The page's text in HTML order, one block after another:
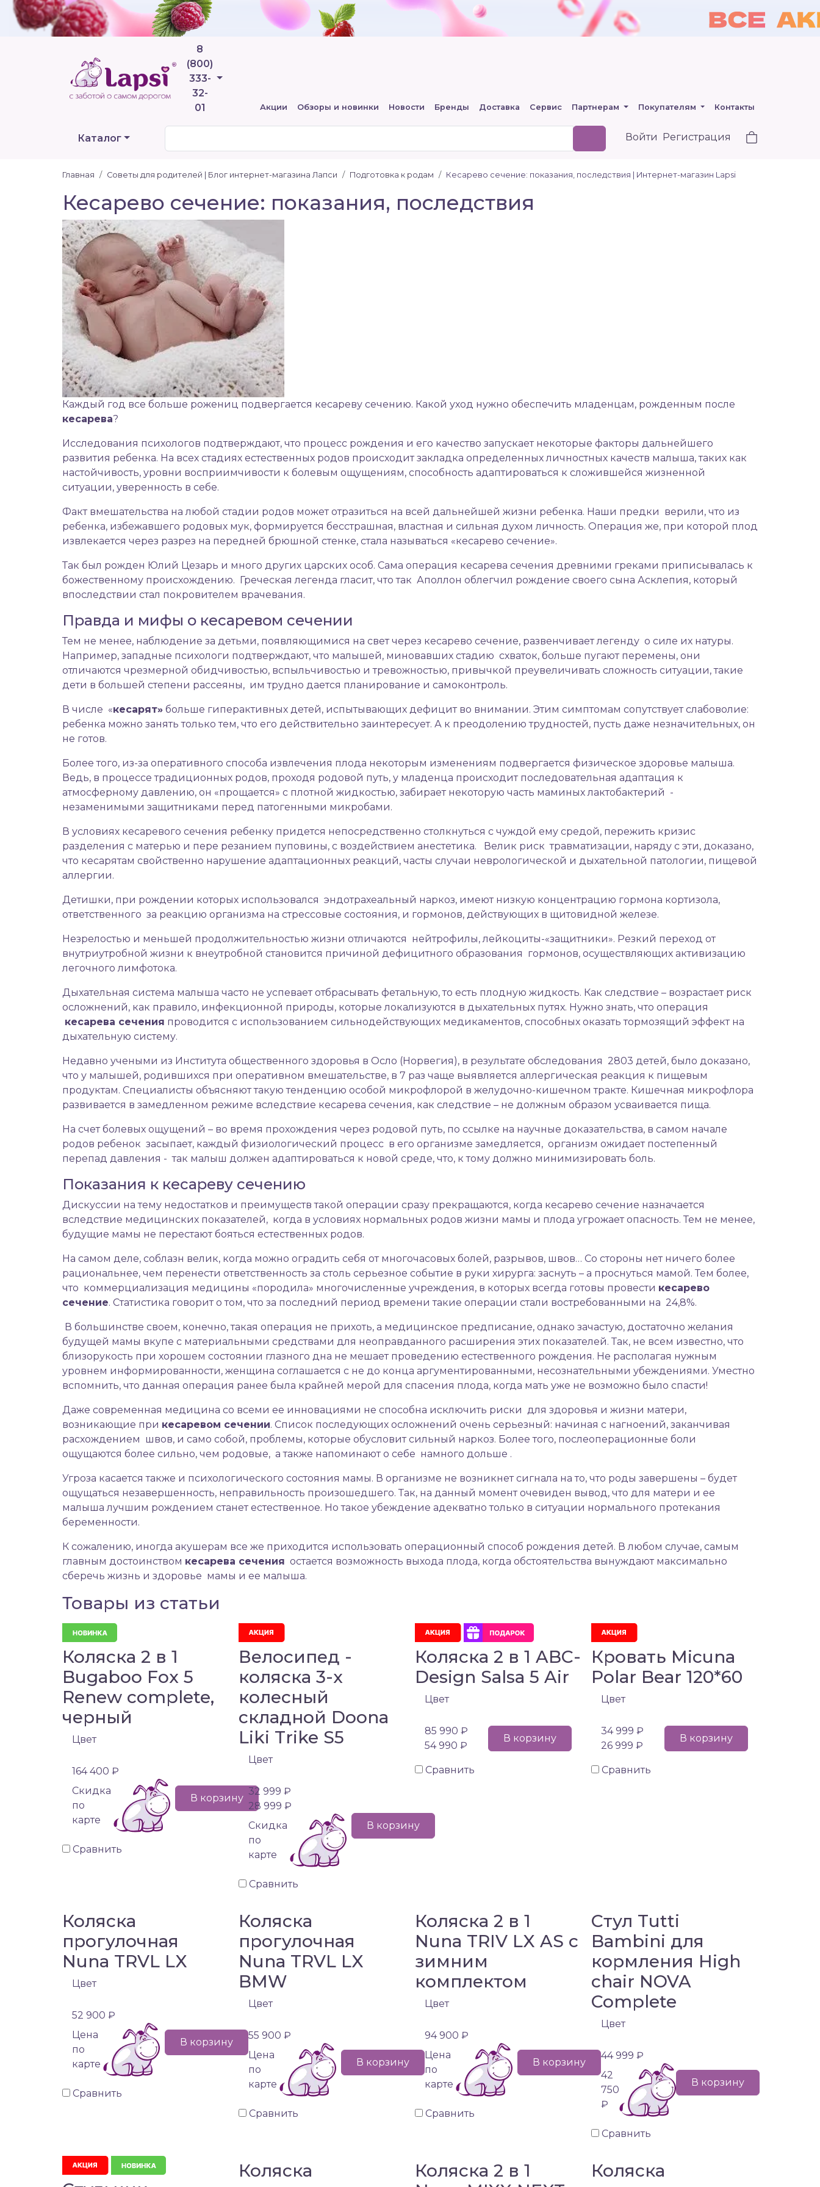
8
(800)
333-
32-
01
Телефоны
Акции Обзоры и новинки Новости Бренды Доставка Сервис Партнерам Покупателям Контакты
Каталог Войти Регистрация
Главная Советы для родителей | Блог интернет-магазина Лапси Подготовка к родам Кесарево сечение: показания, последствия | Интернет-магазин Lapsi
Кесарево сечение: показания, последствия
Каждый год все больше рожениц подвергается кесареву сечению. Какой уход нужно обеспечить младенцам, рожденным после
кесарева?
Исследования психологов подтверждают, что процесс рождения и его качество запускает некоторые факторы дальнейшего
развития ребенка. На всех стадиях естественных родов происходит закладка определенных личностных качеств малыша, таких как
настойчивость, уровни восприимчивости к болевым ощущениям, способность адаптироваться к сложившейся жизненной
ситуации, уверенность в себе.
Факт вмешательства на любой стадии родов может отразиться на всей дальнейшей жизни ребенка. Наши предки верили, что из
ребенка, избежавшего родовых мук, формируется бесстрашная, властная и сильная духом личность. Операция же, при которой плод
извлекается через разрез на передней брюшной стенке, стала называться «кесарево сечение».
Так был рожден Юлий Цезарь и много других царских особ. Сама операция кесарева сечения древними греками приписывалась к
божественному происхождению. Греческая легенда гласит, что так Аполлон облегчил рождение своего сына Асклепия, который
впоследствии стал покровителем врачевания.
Правда и мифы о кесаревом сечении
Тем не менее, наблюдение за детьми, появляющимися на свет через кесарево сечение, развенчивает легенду о силе их натуры.
Например, западные психологи подтверждают, что малышей, миновавших стадию схваток, больше пугают перемены, они
отличаются чрезмерной обидчивостью, вспыльчивостью и тревожностью, привычкой преувеличивать сложность ситуации, такие
дети в большей степени рассеяны, им трудно дается планирование и самоконтроль.
В числе «кесарят» больше гиперактивных детей, испытывающих дефицит во внимании. Этим симптомам сопутствует слабоволие:
ребенка можно занять только тем, что его действительно заинтересует. А к преодолению трудностей, пусть даже незначительных, он
не готов.
Более того, из-за оперативного способа извлечения плода некоторым изменениям подвергается физическое здоровье малыша.
Ведь, в процессе традиционных родов, проходя родовой путь, у младенца происходит последовательная адаптация к
атмосферному давлению, он «прощается» с плотной жидкостью, забирает некоторую часть маминых лактобактерий -
незаменимыми защитниками перед патогенными микробами.
В условиях кесаревого сечения ребенку придется непосредственно столкнуться с чуждой ему средой, пережить кризис
разделения с матерью и пере резанием пуповины, с воздействием анестетика. Велик риск травматизации, наряду с эти, доказано,
что кесарятам свойственно нарушение адаптационных реакций, часты случаи неврологической и дыхательной патологии, пищевой
аллергии.
Детишки, при рождении которых использовался эндотрахеальный наркоз, имеют низкую концентрацию гормона кортизола,
ответственного за реакцию организма на стрессовые состояния, и гормонов, действующих в щитовидной железе.
Незрелостью и меньшей продолжительностью жизни отличаются нейтрофилы, лейкоциты-«защитники». Резкий переход от
внутриутробной жизни к внеутробной становится причиной дефицитного образования гормонов, осуществляющих активизацию
легочного лимфотока.
Дыхательная система малыша часто не успевает отбрасывать фетальную, то есть плодную жидкость. Как следствие – возрастает риск
осложнений, как правило, инфекционной природы, которые локализуются в дыхательных путях. Нужно знать, что операция
кесарева сечения проводится с использованием сильнодействующих медикаментов, способных оказать тормозящий эффект на
дыхательную систему.
Недавно учеными из Института общественного здоровья в Осло (Норвегия), в результате обследования 2803 детей, было доказано,
что у малышей, родившихся при оперативном вмешательстве, в 7 раз чаще выявляется аллергическая реакция к пищевым
продуктам. Специалисты объясняют такую тенденцию особой микрофлорой в желудочно-кишечном тракте. Кишечная микрофлора
развивается в замедленном режиме вследствие кесарева сечения, как следствие – не должным образом усваивается пища.
На счет болевых ощущений – во время прохождения через родовой путь, по ссылке на научные доказательства, в самом начале
родов ребенок засыпает, каждый физиологический процесс в его организме замедляется, организм ожидает постепенный
перепад давления - так малыш должен адаптироваться к новой среде, что, к тому должно минимизировать боль.
Показания к кесареву сечению
Дискуссии на тему недостатков и преимуществ такой операции сразу прекращаются, когда кесарево сечение назначается
вследствие медицинских показателей, когда в условиях нормальных родов жизни мамы и плода угрожает опасность. Тем не менее,
будущие мамы не перестают бояться естественных родов.
На самом деле, соблазн велик, когда можно оградить себя от многочасовых болей, разрывов, швов… Со стороны нет ничего более
рациональнее, чем перенести ответственность за столь серьезное событие в руки хирурга: заснуть – а проснуться мамой. Тем более,
что коммерциализация медицины «породила» многочисленные учреждения, в которых всегда готовы провести кесарево
сечение. Статистика говорит о том, что за последний период времени такие операции стали востребованными на 24,8%.
В большинстве своем, конечно, такая операция не прихоть, а медицинское предписание, однако зачастую, достаточно желания
будущей мамы вкупе с материальными средствами для неоправданного расширения этих показателей. Так, не всем известно, что
близорукость при хорошем состоянии глазного дна не мешает проведению естественного рождения. Не располагая нужным
уровнем информированности, женщина соглашается с не до конца аргументированными, несознательными убеждениями. Уместно
вспомнить, что данная операция ранее была крайней мерой для спасения плода, когда мать уже не возможно было спасти!
Даже современная медицина со всеми ее инновациями не способна исключить риски для здоровья и жизни матери,
возникающие при кесаревом сечении. Список последующих осложнений очень серьезный: начиная с нагноений, заканчивая
расхождением швов, и само собой, проблемы, которые обусловит сильный наркоз. Более того, послеоперационные боли
ощущаются более сильно, чем родовые, а также напоминают о себе намного дольше .
Угроза касается также и психологического состояния мамы. В организме не возникнет сигнала на то, что роды завершены – будет
ощущаться незавершенность, неправильность произошедшего. Так, на данный момент очевиден вывод, что для матери и ее
малыша лучшим рождением станет естественное. Но такое убеждение адекватно только в ситуации нормального протекания
беременности.
К сожалению, иногда акушерам все же приходится использовать операционный способ рождения детей. В любом случае, самым
главным достоинством кесарева сечения остается возможность выхода плода, когда обстоятельства вынуждают максимально
сберечь жизнь и здоровье мамы и ее малыша.
Товары из статьи
Коляска 2 в 1
Bugaboo Fox 5
Renew complete,
черный
Цвет
164 400 ₽
Cкидка
по
карте
В корзину
Сравнить
Велосипед -
коляска 3-х
колесный
складной Doona
Liki Trike S5
Цвет
32 999 ₽
28 999 ₽
Cкидка
по
карте
В корзину
Сравнить
Коляска 2 в 1 ABC-
Design Salsa 5 Air
Цвет
85 990 ₽
54 990 ₽
В корзину
Сравнить
Кровать Micuna
Polar Bear 120*60
Цвет
34 999 ₽
26 999 ₽
В корзину
Сравнить
Коляска
прогулочная
Nuna TRVL LX
Цвет
52 900 ₽
Цена
по
карте
В корзину
Сравнить
Коляска
прогулочная
Nuna TRVL LX
BMW
Цвет
55 900 ₽
Цена
по
карте
В корзину
Сравнить
Коляска 2 в 1
Nuna TRIV LX AS с
зимним
комплектом
Цвет
94 900 ₽
Цена
по
карте
В корзину
Сравнить
Стул Tutti
Bambini для
кормления High
chair NOVA
Complete
Цвет
44 999 ₽
42
750
₽
В корзину
Сравнить
Коляска
Коляска 2 в 1
Коляска